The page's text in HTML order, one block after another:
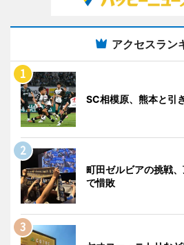
アクセスラン
SC相模原、熊本と
町田ゼルビアの挑戦
で惜敗